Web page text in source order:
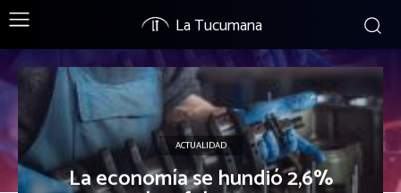
La Tucumana
ACTUALIDAD
La economía se hundió 2,6%